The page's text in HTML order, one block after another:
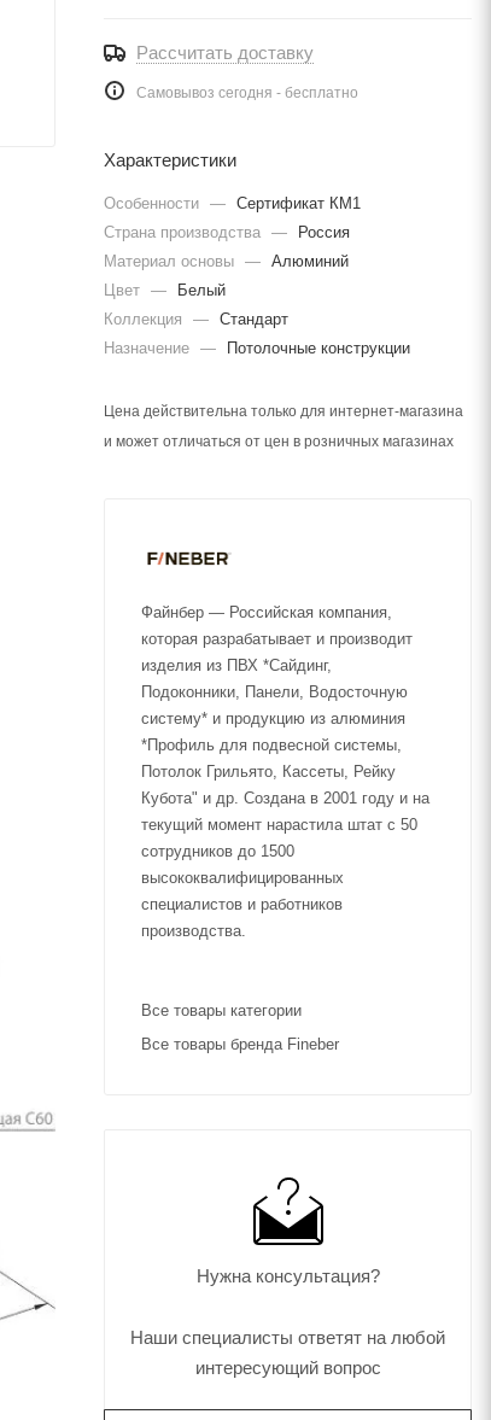
Рассчитать доставку
Самовывоз сегодня - бесплатно
Характеристики
Особенности — Сертификат КМ1
Страна производства —
Россия
Материал основы — Алюминий
Цвет —
Белый
Коллекция
— Стандарт
Назначение — Потолочные конструкции
Цена действительна только для интернет-магазина
и может отличаться от цен в розничных магазинах
Файнбер — Российская компания,
которая разрабатывает и производит
изделия из ПВХ *Сайдинг,
Подоконники, Панели, Водосточную
систему* и продукцию из алюминия
*Профиль для подвесной системы,
Потолок Грильято, Кассеты, Рейку
Кубота" и др. Создана в 2001 году и на
текущий момент нарастила штат с 50
сотрудников до 1500
высококвалифицированных
специалистов и работников
производства.
Все товары категории
Все товары бренда Fineber
Нужна консультация?
Наши специалисты ответят на любой
интересующий вопрос